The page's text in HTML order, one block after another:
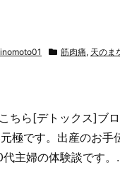
筋肉痛, 天のま
ら[デトックス]ブロ
極です。出産のお手
主婦の体験談です